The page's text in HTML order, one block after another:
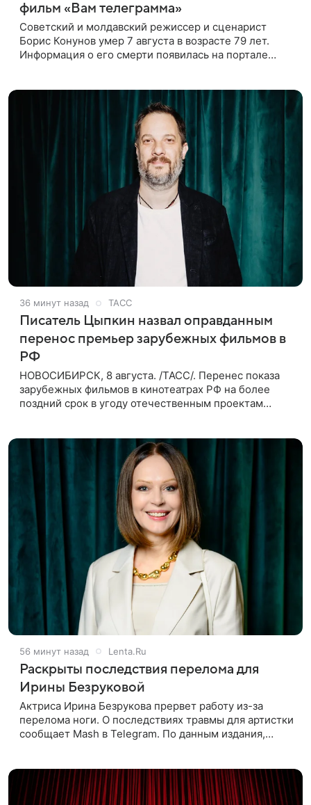
фильм «Вам телеграмма»
Советский и молдавский режиссер и сценарист
Борис Конунов умер 7 августа в возрасте 79 лет.
Информация о его смерти появилась на портале
36 минут назад ТАСС
Писатель Цыпкин назвал оправданным
перенос премьер зарубежных фильмов в
РФ
НОВОСИБИРСК, 8 августа. /ТАСС/. Перенес показа
зарубежных фильмов в кинотеатрах РФ на более
поздний срок в угоду отечественным проектам
56 минут назад Lenta.Ru
Раскрыты последствия перелома для
Ирины Безруковой
Актриса Ирина Безрукова прервет работу из-за
перелома ноги. О последствиях травмы для артистки
сообщает Mash в Telegram. По данным издания,